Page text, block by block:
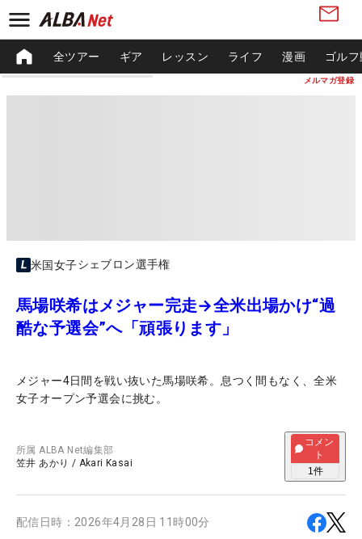
メルマガ登録
全ツアー ギア レッスン ライフ 漫画 ゴル
米国女子シェブロン選手権
馬場咲希はメジャー完走→全米出場かけ“過
酷な予選会”へ「頑張ります」
メジャー4日間を戦い抜いた馬場咲希。息つく間もなく、全米
女子オープン予選会に挑む。
所属ALBA Net編集部
笠井 あかり / Akari Kasai
コメン
ト
1件
配信日時： 2026年4月28日 11時00分